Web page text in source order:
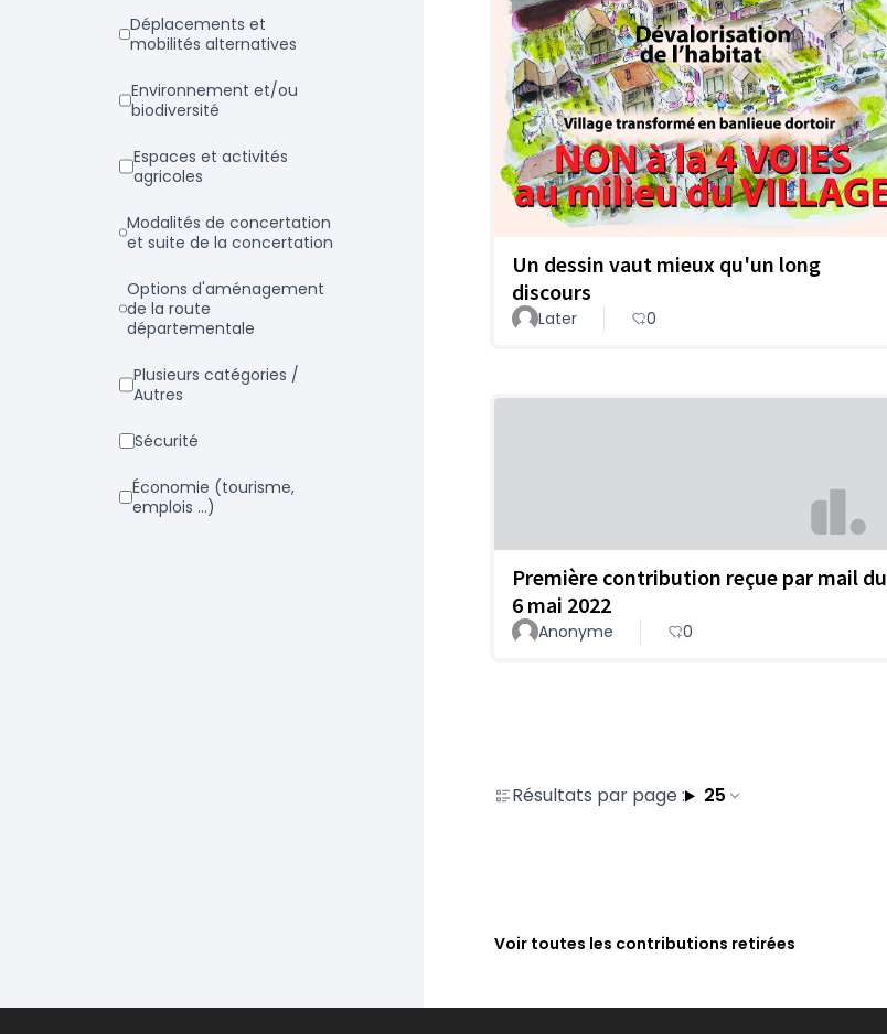
Déplacements et
mobilités alternatives
Environnement et/ou
biodiversité
Espaces et activités
agricoles
Modalités de concertation
et suite de la concertation
Options d'aménagement
de la route
départementale
Plusieurs catégories /
Autres
Sécurité
Économie (tourisme,
emplois ...)
Un dessin vaut mieux qu'un long
discours
Later 0
Première contribution reçue par mail du
6 mai 2022
Anonyme 0
Résultats par page : 25
Voir toutes les contributions retirées